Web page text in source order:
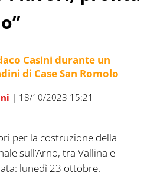
Casini durante un
di Case San Romolo
| 18/10/2023 15:21
per la costruzione della
sull’Arno, tra Vallina e
lunedì 23 ottobre.